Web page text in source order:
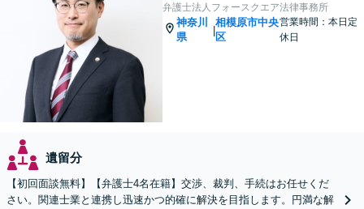
弁護士法人フォースクエア法律事務所
神奈川
県
|
相模原市中央
区
営業時間：本日定
休日
遺留分
【初回面談無料】【弁護士4名在籍】交渉、裁判、手続はお任せくだ
さい。関連士業と連携し迅速かつ的確に解決を目指します。円満な解